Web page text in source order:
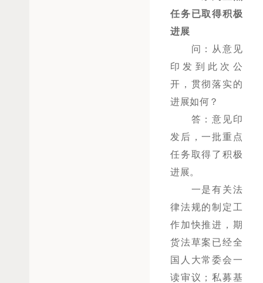
任务已取得积极
进展
问：从意见
印发到此次公
开，贯彻落实的
进展如何？
答：意见印
发后，一批重点
任务取得了积极
进展。
一是有关法
律法规的制定工
作加快推进，期
货法草案已经全
国人大常委会一
读审议；私募基